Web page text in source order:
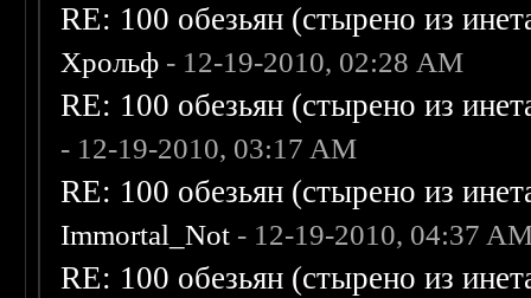
RE: 100 обезьян (стырено из
Хрольф - 12-19-2010, 02:28 AM
RE: 100 обезьян (стырено из
- 12-19-2010, 03:17 AM
RE: 100 обезьян (стырено из
Immortal_Not - 12-19-2010, 04:37
RE: 100 обезьян (стырено из